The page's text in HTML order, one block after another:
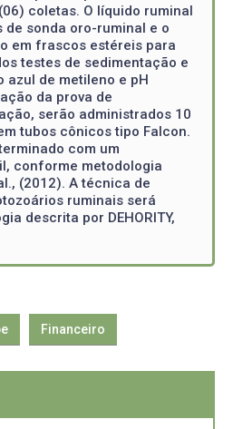
coletas. O líquido ruminal
de sonda oro-ruminal e o
em frascos estéreis para
testes de sedimentação e
azul de metileno e pH
da prova de
serão administrados 10
tubos cônicos tipo Falcon.
com um
conforme metodologia
(2012). A técnica de
ruminais será
descrita por DEHORITY,
Financeiro